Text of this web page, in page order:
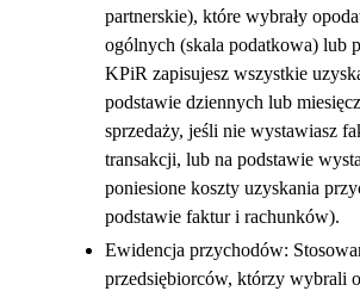
partnerskie), które wybrały
ogólnych (skala podatkowa) lub
KPiR zapisujesz wszystkie
podstawie dziennych lub
sprzedaży, jeśli nie wystawiasz
transakcji, lub na podstawie
poniesione koszty uzyskania
podstawie faktur i rachunków).
Ewidencja przychodów:
przedsiębiorców, którzy wybrali